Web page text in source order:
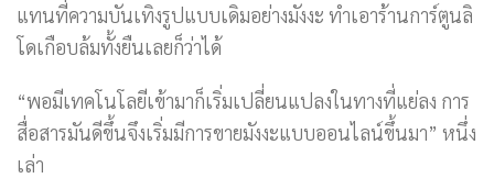
แทนที่ความบันเทิงรูปแบบเดิมอย่างมังงะ ทำเอาร้านการ์ตูนลิ
โดเกือบล้มทั้งยืนเลยก็ว่าได้
“พอมีเทคโนโลยีเข้ามาก็เริ่มเปลี่ยนแปลงในทางที่แย่ลง การ
สื่อสารมันดีขึ้นจึงเริ่มมีการขายมังงะแบบออนไลน์ขึ้นมา” หนึ่ง
เล่า